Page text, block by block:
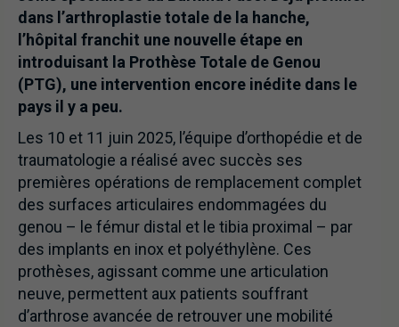
dans l’arthroplastie totale de la hanche,
l’hôpital franchit une nouvelle étape en
introduisant la Prothèse Totale de Genou
(PTG), une intervention encore inédite dans le
pays il y a peu.
Les 10 et 11 juin 2025, l’équipe d’orthopédie et de
traumatologie a réalisé avec succès ses
premières opérations de remplacement complet
des surfaces articulaires endommagées du
genou – le fémur distal et le tibia proximal – par
des implants en inox et polyéthylène. Ces
prothèses, agissant comme une articulation
neuve, permettent aux patients souffrant
d’arthrose avancée de retrouver une mobilité